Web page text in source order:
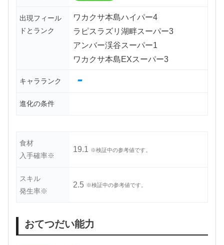
出現フィール
ドとランク
ワカクサ本島ハイパー4
ラピスラズリ湖畔スーパー3
アンバー渓谷スーパー1
ワカクサ本島EXスーパー3
キャラランク -
進化の条件
食材
入手確率※
19.1 ※検証中の参考値です。
スキル
発生率※
2.5 ※検証中の参考値です。
おてつだい能力